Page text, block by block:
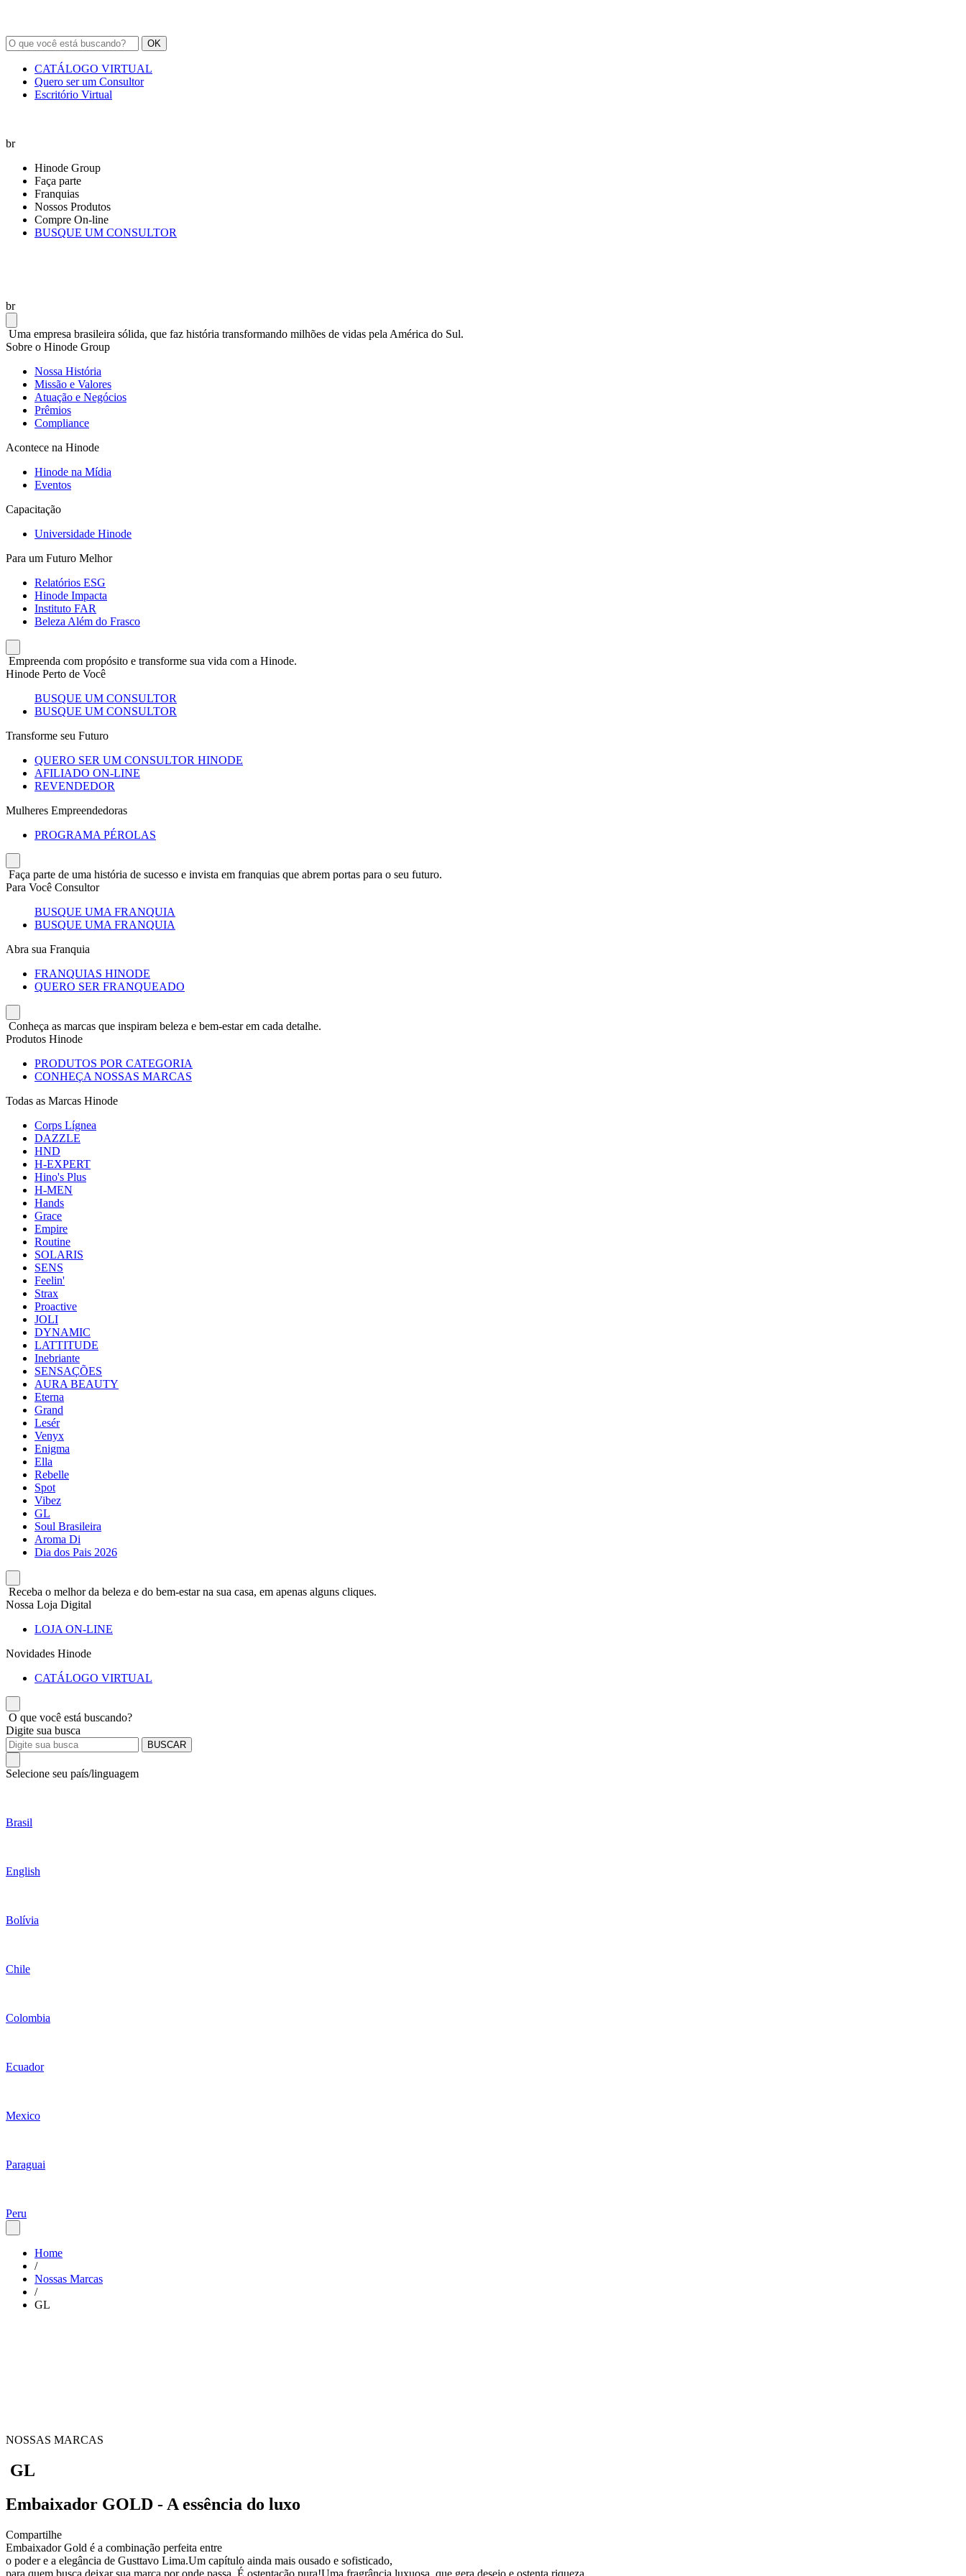
OK
CATÁLOGO VIRTUAL
Quero ser um Consultor
Escritório Virtual
br
Hinode Group
Faça parte
Franquias
Nossos Produtos
Compre On-line
BUSQUE UM CONSULTOR
br
Uma empresa brasileira sólida, que faz história transformando milhões de vidas pela América do Sul.
Sobre o Hinode Group
Nossa História
Missão e Valores
Atuação e Negócios
Prêmios
Compliance
Acontece na Hinode
Hinode na Mídia
Eventos
Capacitação
Universidade Hinode
Para um Futuro Melhor
Relatórios ESG
Hinode Impacta
Instituto FAR
Beleza Além do Frasco
Empreenda com propósito e transforme sua vida com a Hinode.
Hinode Perto de Você
BUSQUE UM CONSULTOR
BUSQUE UM CONSULTOR
Transforme seu Futuro
QUERO SER UM CONSULTOR HINODE
AFILIADO ON-LINE
REVENDEDOR
Mulheres Empreendedoras
PROGRAMA PÉROLAS
Faça parte de uma história de sucesso e invista em franquias que abrem portas para o seu futuro.
Para Você Consultor
BUSQUE UMA FRANQUIA
BUSQUE UMA FRANQUIA
Abra sua Franquia
FRANQUIAS HINODE
QUERO SER FRANQUEADO
Conheça as marcas que inspiram beleza e bem-estar em cada detalhe.
Produtos Hinode
PRODUTOS POR CATEGORIA
CONHEÇA NOSSAS MARCAS
Todas as Marcas Hinode
Corps Lígnea
DAZZLE
HND
H-EXPERT
Hino's Plus
H-MEN
Hands
Grace
Empire
Routine
SOLARIS
SENS
Feelin'
Strax
Proactive
JOLI
DYNAMIC
LATTITUDE
Inebriante
SENSAÇÕES
AURA BEAUTY
Eterna
Grand
Lesér
Venyx
Enigma
Ella
Rebelle
Spot
Vibez
GL
Soul Brasileira
Aroma Di
Dia dos Pais 2026
Receba o melhor da beleza e do bem-estar na sua casa, em apenas alguns cliques.
Nossa Loja Digital
LOJA ON-LINE
Novidades Hinode
CATÁLOGO VIRTUAL
O que você está buscando?
Digite sua busca
BUSCAR
Selecione seu país/linguagem
Brasil
English
Bolívia
Chile
Colombia
Ecuador
Mexico
Paraguai
Peru
Home
/
Nossas Marcas
/
GL
NOSSAS MARCAS
GL
Embaixador GOLD - A essência do luxo
Compartilhe
Embaixador Gold é a combinação perfeita entre
o poder e a elegância de Gusttavo Lima.Um capítulo ainda mais ousado e sofisticado,
para quem busca deixar sua marca por onde passa. É ostentação pura!Uma fragrância luxuosa, que gera desejo e ostenta riqueza.